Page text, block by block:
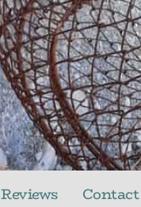
Reviews Contact